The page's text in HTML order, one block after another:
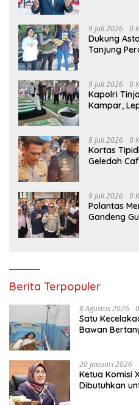
9 Juli 2026 0
Dukung
Tanjung
9 Juli 2026 0
Kapolri
Kampar,
9 Juli 2026 0
Kortas
Geledah
9 Juli 2026 0
Polantas
Gandeng
Berita Terpopuler
8 Agustus 2026
Satu
Bawan
20 Januari 2026
Ketua Komisi
Dibutuhkan